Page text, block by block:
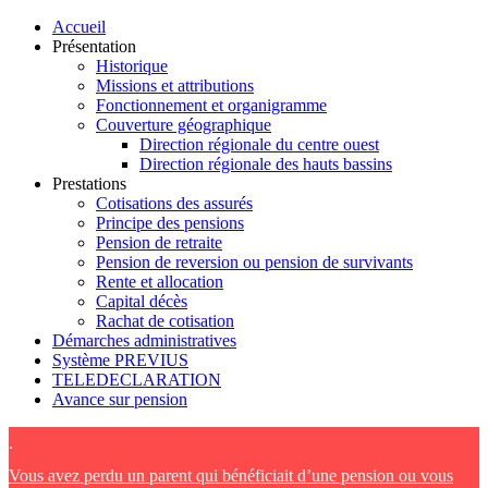
Accueil
Présentation
Historique
Missions et attributions
Fonctionnement et organigramme
Couverture géographique
Direction régionale du centre ouest
Direction régionale des hauts bassins
Prestations
Cotisations des assurés
Principe des pensions
Pension de retraite
Pension de reversion ou pension de survivants
Rente et allocation
Capital décès
Rachat de cotisation
Démarches administratives
Système PREVIUS
TELEDECLARATION
Avance sur pension
.
Vous avez perdu un parent qui bénéficiait d’une pension ou vous